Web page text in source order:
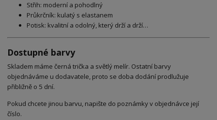
Střih: moderní a pohodlný
Průkrčník: kulatý s elastanem
Potisk: kvalitní a odolný, který drží a drží…
Dostupné barvy
Skladem máme černá trička a světlý melír. Ostatní barvy
objednáváme u dodavatele, proto se doba dodání prodlužuje
přibližně o 5 dní.
Pokud chcete jinou barvu, napište do poznámky v objednávce její
číslo.